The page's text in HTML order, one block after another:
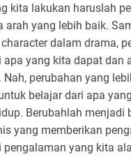
kita lakukan haruslah
arah yang lebih baik.
dalam drama,
apa yang kita dapat dan
Nah, perubahan yang
belajar dari apa
Berubahlah menjadi
yang memberikan
pengalaman yang kita